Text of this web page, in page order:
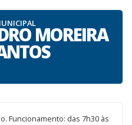
MOREIRA
Funcionamento: das 7h30 às